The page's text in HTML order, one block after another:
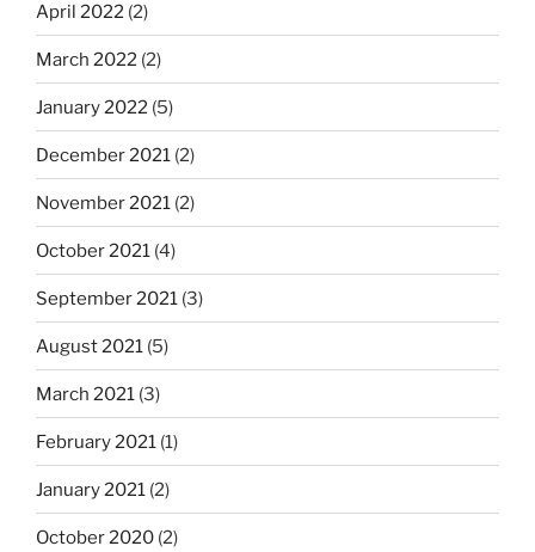
April 2022 (2)
March 2022 (2)
January 2022 (5)
December 2021 (2)
November 2021 (2)
October 2021 (4)
September 2021 (3)
August 2021 (5)
March 2021 (3)
February 2021 (1)
January 2021 (2)
October 2020 (2)